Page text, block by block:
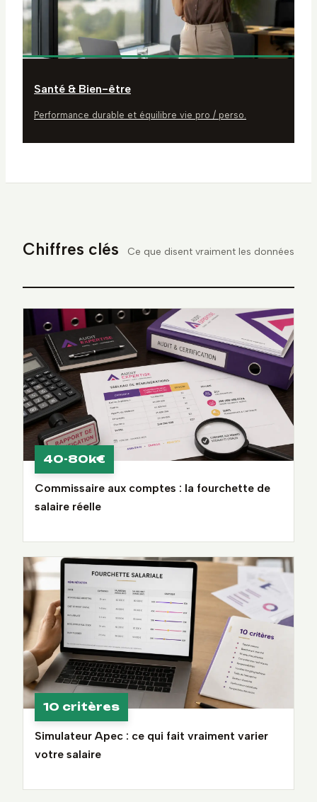
Santé & Bien-être
Performance durable et équilibre vie pro / perso.
Chiffres clés Ce que disent vraiment les données
40-80k€
Commissaire aux comptes : la fourchette de
salaire réelle
10 critères
Simulateur Apec : ce qui fait vraiment varier
votre salaire